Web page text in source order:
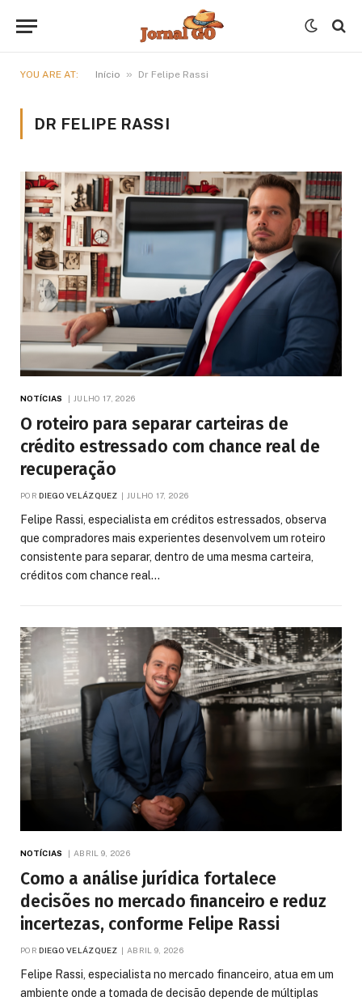
YOU ARE AT: Início » Dr Felipe Rassi
DR FELIPE RASSI
NOTÍCIAS JULHO 17, 2026
O roteiro para separar carteiras de
crédito estressado com chance real de
recuperação
POR DIEGO VELÁZQUEZ JULHO 17, 2026
Felipe Rassi, especialista em créditos estressados, observa
que compradores mais experientes desenvolvem um roteiro
consistente para separar, dentro de uma mesma carteira,
créditos com chance real…
NOTÍCIAS ABRIL 9, 2026
Como a análise jurídica fortalece
decisões no mercado financeiro e reduz
incertezas, conforme Felipe Rassi
POR DIEGO VELÁZQUEZ ABRIL 9, 2026
Felipe Rassi, especialista no mercado financeiro, atua em um
ambiente onde a tomada de decisão depende de múltiplas